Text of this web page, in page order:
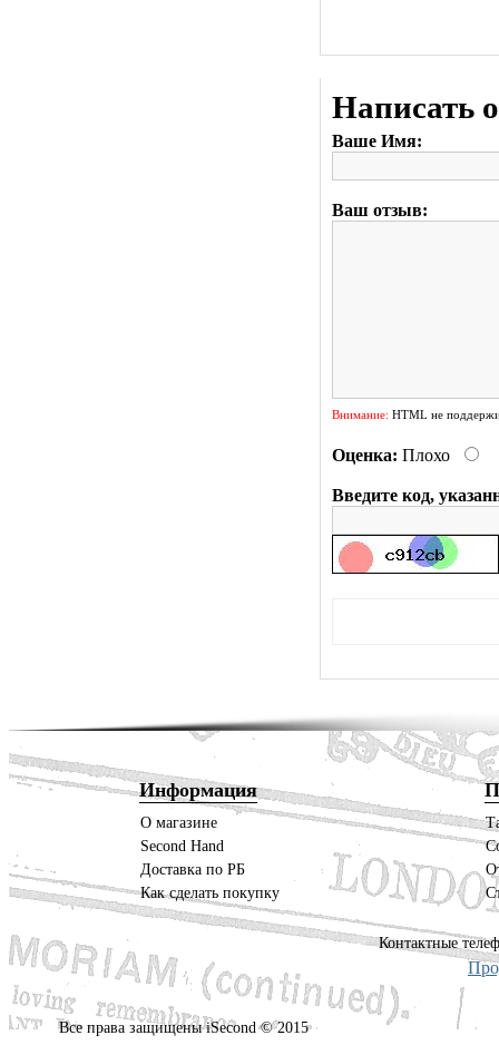
Написать
Ваше Имя:
Ваш отзыв:
Внимание: HTML не
Оценка: Плохо
Введите код,
Информация
О магазине
Second Hand
Доставка по РБ
Как сделать покупку
Контактные
Все права защищены iSecond © 2015